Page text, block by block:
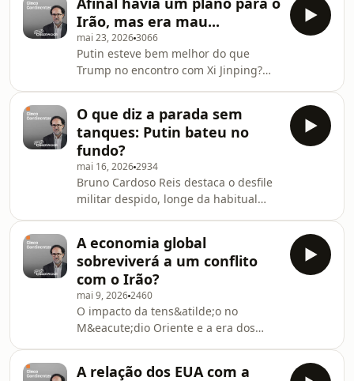
debatem ainda o papel de Zapatero e
o impacto dos esc&acirc;ndalos de
corrup&ccedil;&atilde;o.See
omnystudio.com/listener for privacy
information.
Irão, mas era mau...
mai 23, 20263066
Putin esteve bem melhor do que
Trump no encontro com Xi Jinping?
para o Ir&atilde;o e o papel sombra (e
influente) de Raul Castro no regime
cubano.See omnystudio.com/listener
for privacy information.
O que diz a parada sem
tanques: Putin bateu no
fundo?
mai 16, 20262934
Bruno Cardoso Reis destaca o desfile
militar despido, longe da habitual
aproxima&ccedil;&atilde;o entre Lula
e Trump: apenas conveni&ecirc;ncia
eleitoral? See
omnystudio.com/listener for privacy
information.
A economia global
sobreviverá a um conflito
com o Irão?
mai 9, 20262460
O impacto da tens&atilde;o no
M&eacute;dio Oriente e a era dos
analisa ainda a nova postura da
A relação dos EUA com a